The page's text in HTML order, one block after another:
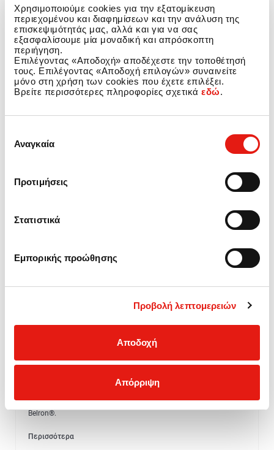
Χρησιμοποιούμε cookies για την εξατομίκευση
περιεχομένου και διαφημίσεων και την ανάλυση της
επισκεψιμότητάς μας, αλλά και για να σας
εξασφαλίσουμε μία μοναδική και απρόσκοπτη
περιήγηση.
Επιλέγοντας «Αποδοχή» αποδέχεστε την τοποθέτησή
τους. Επιλέγοντας «Αποδοχή επιλογών» συναινείτε
μόνο στη χρήση των cookies που έχετε επιλέξει.
Βρείτε περισσότερες πληροφορίες σχετικά εδώ.
συγκατάθεσης
Αναγκαία
Προτιμήσεις
Στατιστικά
Εμπορικής προώθησης
Προβολή λεπτομερειών
Αποδοχή
Απόρριψη
Νέα Διάκριση για την
Carglass® Ελλάδος
στα Belron®
Exceptional People
Awards 2026
Μία ακόμη σημαντική διεθνή διάκριση απέσπασε η Carglass®
Awards 2026 (BEPA), που διοργανώνει η μητρική εταιρεία
Belron®.
Περισσότερα